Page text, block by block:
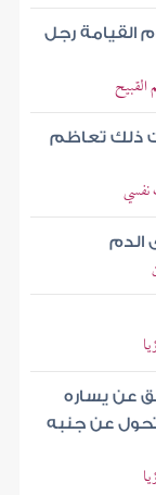
القيامة رجل
ذلك تعاظم
الدم
عن يساره
عن جنبه